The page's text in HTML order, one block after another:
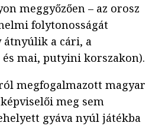
meggyőzően – az orosz
folytonosságát
átnyúlik a cári, a
mai, putyini korszakon).
megfogalmazott magyar
meg sem
gyáva nyúl játékba